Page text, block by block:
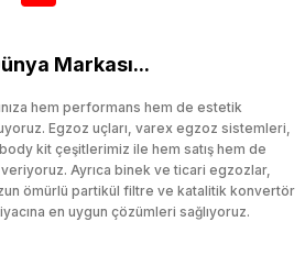
Markası...
hem performans hem de estetik
Egzoz uçları, varex egzoz sistemleri,
kit çeşitlerimiz ile hem satış hem de
Ayrıca binek ve ticari egzozlar,
ömürlü partikül filtre ve katalitik konvertör
en uygun çözümleri sağlıyoruz.
için özel performans egzozları ve